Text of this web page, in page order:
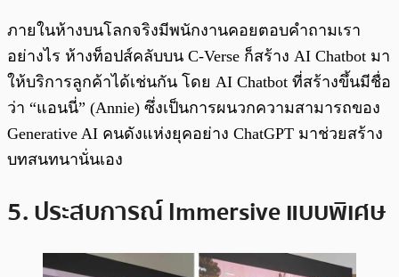
ภายในห้างบนโลกจริงมีพนักงานคอยตอบคำถามเรา
อย่างไร ห้างท็อปส์คลับบน C-Verse ก็สร้าง AI Chatbot มา
ให้บริการลูกค้าได้เช่นกัน โดย AI Chatbot ที่สร้างขึ้นมีชื่อ
ว่า “แอนนี่” (Annie) ซึ่งเป็นการผนวกความสามารถของ
Generative AI คนดังแห่งยุคอย่าง ChatGPT มาช่วยสร้าง
บทสนทนานั่นเอง
5. ประสบการณ์ Immersive แบบพิเศษ